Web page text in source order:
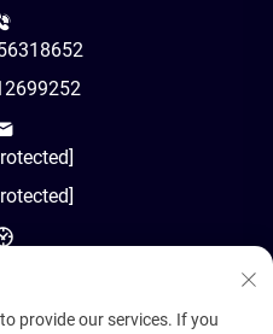
provide our services. If you